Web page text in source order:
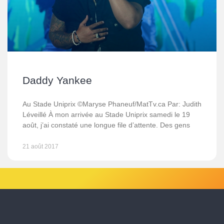
Daddy Yankee
Au Stade Uniprix ©Maryse Phaneuf/MatTv.ca Par: Judith
Léveillé À mon arrivée au Stade Uniprix samedi le 19
août, j’ai constaté une longue file d’attente. Des gens
21 août 2017